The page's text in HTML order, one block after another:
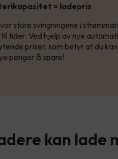
= ladepris
store svingningene i
tider. Ved hjelp av nye
priser, som betyr at du
penger å spare!
kan lade